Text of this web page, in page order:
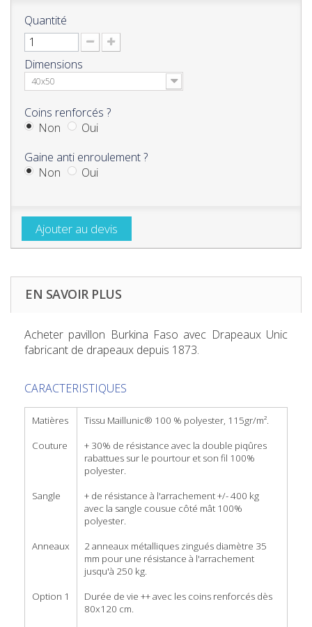
Quantité
Dimensions
40x50
Coins renforcés ?
Non
Oui
Gaine anti enroulement ?
Non
Oui
Ajouter au devis
EN SAVOIR PLUS
Acheter pavillon Burkina Faso avec Drapeaux Unic
fabricant de drapeaux depuis 1873.
CARACTERISTIQUES
Matières
Tissu Maillunic® 100 % polyester, 115gr/m².
Couture
+ 30% de résistance avec la double piqûres
rabattues sur le pourtour et son fil 100%
polyester.
Sangle
+ de résistance à l'arrachement +/- 400 kg
avec la sangle cousue côté mât 100%
polyester.
Anneaux
2 anneaux métalliques zingués diamètre 35
mm pour une résistance à l'arrachement
jusqu'à 250 kg.
Option 1
Durée de vie ++ avec les coins renforcés dès
80x120 cm.